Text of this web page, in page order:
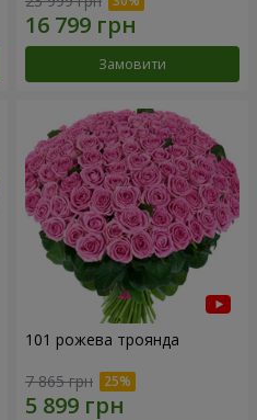
Замовити
101 рожева троянда
7 865 грн